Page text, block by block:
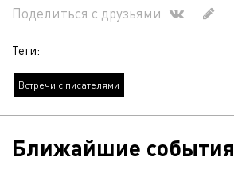
Поделиться с друзьями
Теги:
Встречи с писателями
Ближайшие события